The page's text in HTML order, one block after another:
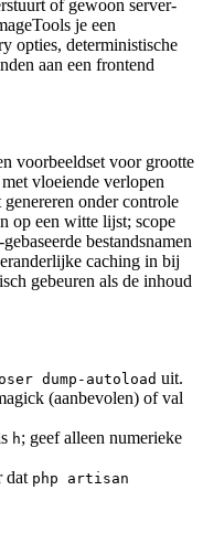
of gewoon server-
je een
opties, deterministische
aan een frontend
voorbeeldset voor grootte
vloeiende verlopen
onder controle
op een witte lijst; scope
bestandsnamen
caching in bij
gebeuren als de inhoud
dump-autoload uit.
(aanbevolen) of val
h; geef alleen numerieke
dat php artisan